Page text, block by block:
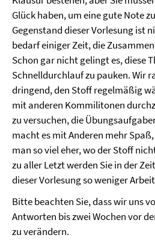
Glück haben, um eine gute Note
Gegenstand dieser Vorlesung ist
bedarf einiger Zeit, die
Schon gar nicht gelingt es, diese
Schnelldurchlauf zu pauken. Wir
dringend, den Stoff regelmäßig
mit anderen Kommilitonen
zu versuchen, die
macht es mit Anderen mehr
man so viel eher, wo der Stoff
zu aller Letzt werden Sie in der
dieser Vorlesung so weniger
Bitte beachten Sie, dass wir uns
Antworten bis zwei Wochen vor
zu verändern.